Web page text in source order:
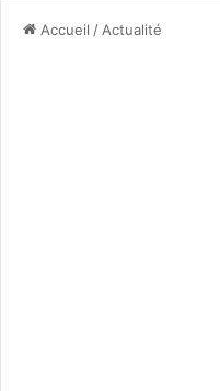
Accueil / Actualité